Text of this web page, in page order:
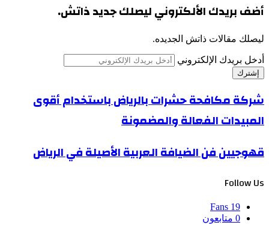
أضف بريدك الألكتروني ليصلك جديد ذاتش.
ليصلك مقالات ذاتش الجديده.
أدخل بريدك الإلكتروني
شركة مكافحة حشرات بالرياض باستخدام أقوى
المبيدات الفعالة والمضمونة
قهوجيين فن الضيافة العربية الأصيلة في الرياض
Follow Us
19
Fans
0 متابعون